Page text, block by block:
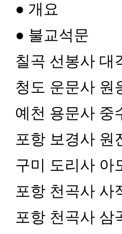
● 개요
● 불교석문
칠곡 선봉사 대
청도 운문사 원
예천 용문사 중
포항 보경사 원
구미 도리사 아
포항 천곡사 사
포항 천곡사 삼